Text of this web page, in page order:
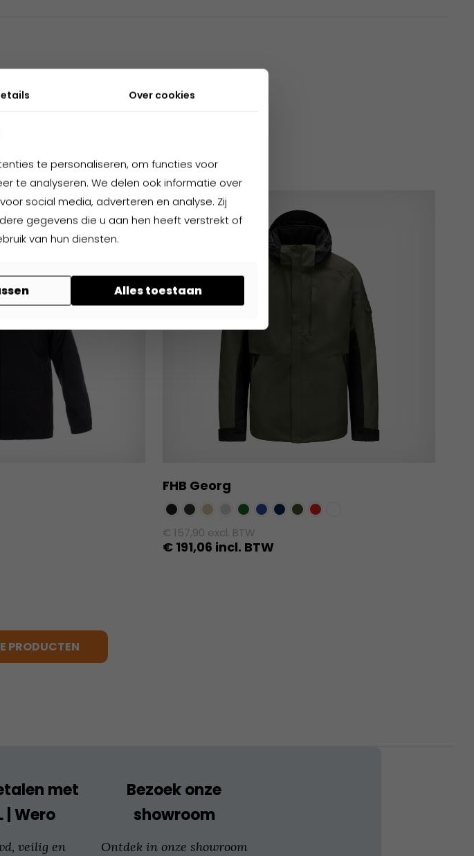
wat je zoekt?
producten
FHB Georg
€ 157,90 excl. BTW
€191,06 incl. BTW
productpagina
PRODUCTEN
met
| Wero
veilig en
Bezoek onze
showroom
Ontdek in onze showroom
Over cookies
te personaliseren, om functies voor
te analyseren. We delen ook informatie over
social media, adverteren en analyse. Zij
gegevens die u aan hen heeft verstrekt of
van hun diensten.
Alles toestaan